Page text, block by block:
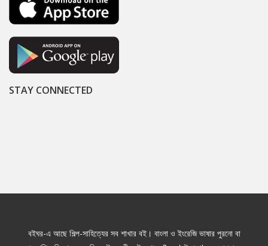
STAY CONNECTED
বইঘর-এ আছে শিল্প-সাহিত্যের সব শাখার বই। বাংলা ও ইংরেজি ভাষার পুরনো বা